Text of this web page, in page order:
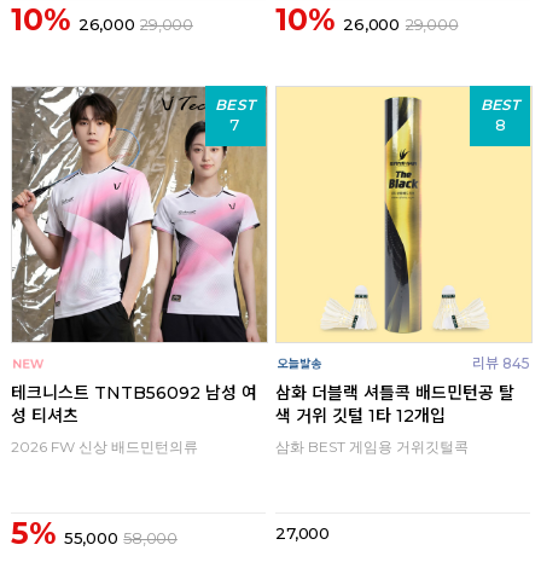
10% 26,000 29,000 10% 26,000 29,000
BEST
7
테크니스트 TNTB56092 남성 여
성 티셔츠
2026 FW 신상 배드민턴의류
5% 55,000 58,000
BEST
8
리뷰 845
삼화 더블랙 셔틀콕 배드민턴공 탈
색 거위 깃털 1타 12개입
삼화 BEST 게임용 거위깃털콕
27,000